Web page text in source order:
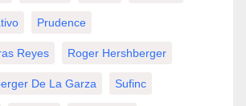
Prudence
Reyes Roger Hershberger
De La Garza Sufinc